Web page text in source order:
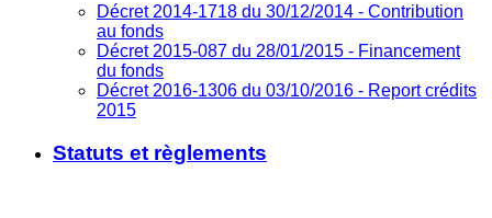
Décret 2014-1718 du 30/12/2014 - Contribution
au fonds
Décret 2015-087 du 28/01/2015 - Financement
du fonds
Décret 2016-1306 du 03/10/2016 - Report crédits
2015
Statuts et règlements